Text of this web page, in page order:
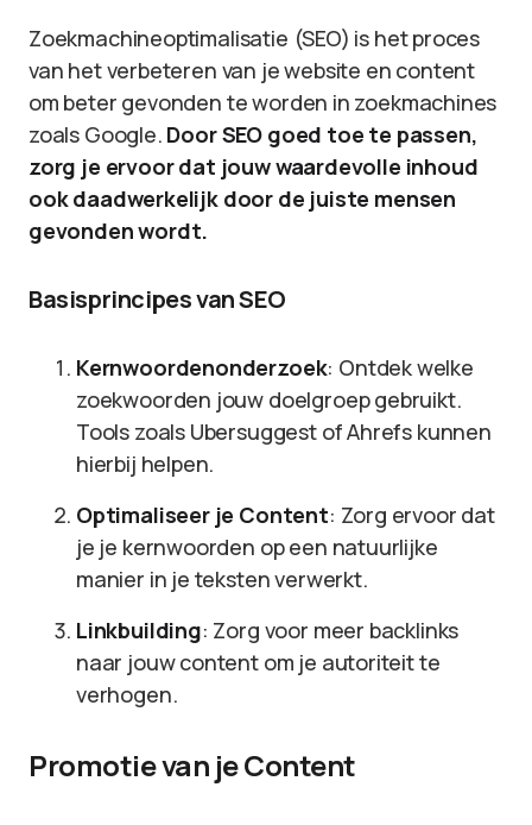
Zoekmachineoptimalisatie (SEO) is het proces
van het verbeteren van je website en content
om beter gevonden te worden in zoekmachines
zoals Google. Door SEO goed toe te passen,
zorg je ervoor dat jouw waardevolle inhoud
ook daadwerkelijk door de juiste mensen
gevonden wordt.
Basisprincipes van SEO
Kernwoordenonderzoek: Ontdek welke
zoekwoorden jouw doelgroep gebruikt.
Tools zoals Ubersuggest of Ahrefs kunnen
hierbij helpen.
Optimaliseer je Content: Zorg ervoor dat
je je kernwoorden op een natuurlijke
manier in je teksten verwerkt.
Linkbuilding: Zorg voor meer backlinks
naar jouw content om je autoriteit te
verhogen.
Promotie van je Content